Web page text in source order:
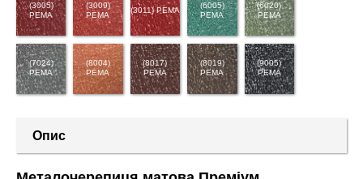
(3005)
PEMA
(3009)
PEMA
(3011) PEMA
(6005)
PEMA
(6020)
PEMA
(7024)
PEMA
(8004)
PEMA
(8017)
PEMA
(8019)
PEMA
(9005)
PEMA
Опис